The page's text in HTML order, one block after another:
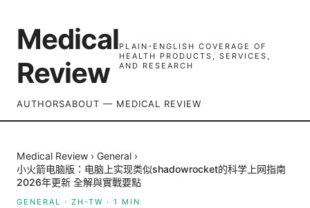
Medical
Review
PLAIN-ENGLISH COVERAGE OF
HEALTH PRODUCTS, SERVICES,
AND RESEARCH
AUTHORSABOUT — MEDICAL REVIEW
Medical Review › General ›
小火箭电脑版：电脑上实现类似shadowrocket的科学上网指南
2026年更新 全解與實戰要點
GENERAL · ZH-TW · 1 MIN